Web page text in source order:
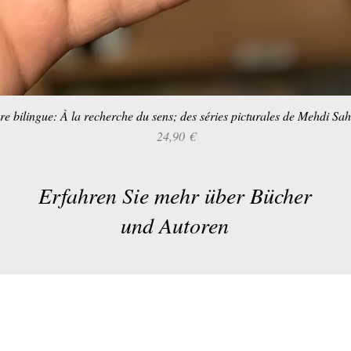
Schnellansicht
bilingue: À la recherche du sens; des séries picturales de Mehdi
Preis
24,90 €
Erfahren Sie mehr über Bücher
und Autoren